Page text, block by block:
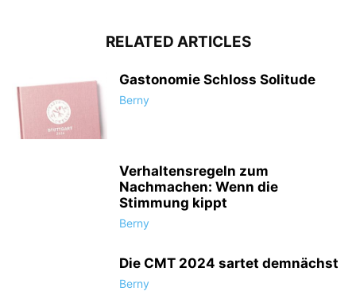
RELATED ARTICLES
Gastonomie Schloss Solitude
Berny
Verhaltensregeln zum
Nachmachen: Wenn die
Stimmung kippt
Berny
Die CMT 2024 sartet demnächst
Berny